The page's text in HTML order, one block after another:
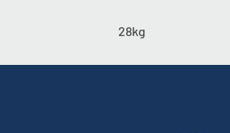
28kg